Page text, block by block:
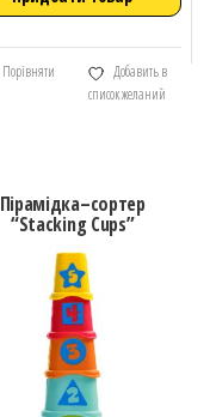
Порівняти
Добавить в
список желаний
Пірамідка–сортер
“Stacking Cups”